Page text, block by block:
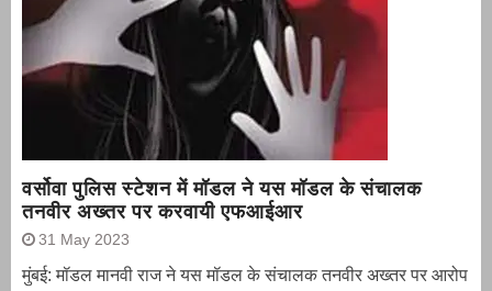
वर्सोवा पुलिस स्टेशन में मॉडल ने यस मॉडल के संचालक
तनवीर अख्तर पर करवायी एफआईआर
31 May 2023
मुंबई: मॉडल मानवी राज ने यस मॉडल के संचालक तनवीर अख्तर पर आरोप